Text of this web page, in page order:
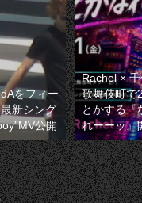
をフィー
新シング
公開
Rachel ×
歌舞伎町で
とかする『
れーーッ』